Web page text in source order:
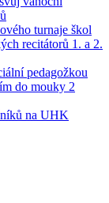
turnaje škol
recitátorů 1. a 2.
pedagožkou
do mouky 2
na UHK